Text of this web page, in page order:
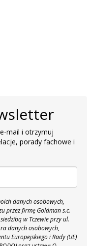
mail i otrzymuj
porady fachowe i
danych osobowych,
przez firmę Goldman s.c.
w Tczewie przy ul.
danych osobowych,
Europejskiego i Rady (UE)